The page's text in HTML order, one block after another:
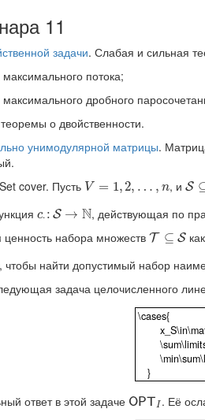
11
задачи. Слабая и сильная
потока;
дробного
о двойственности.
унимодулярной матрицы.
cover. Пусть V = 1, 2, … , n
V= 1,2 ,…,n , иS
S⊆
c⋅ : S → N
c⋅:S→N
, действующая по
набора множеств T ⊆ S
T⊆S
чтобы найти допустимый набор
задача целочисленного
\cases{
}
\cases{
ответ в этой задаче OPTI
OPTI . Её